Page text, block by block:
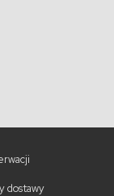
dostawy